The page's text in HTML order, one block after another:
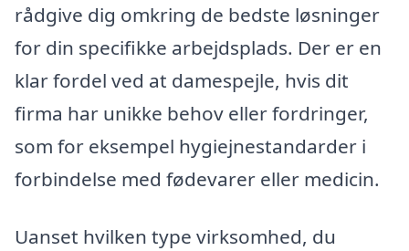
rådgive dig omkring de bedste løsninger
for din specifikke arbejdsplads. Der er en
klar fordel ved at damespejle, hvis dit
firma har unikke behov eller fordringer,
som for eksempel hygiejnestandarder i
forbindelse med fødevarer eller medicin.
Uanset hvilken type virksomhed, du